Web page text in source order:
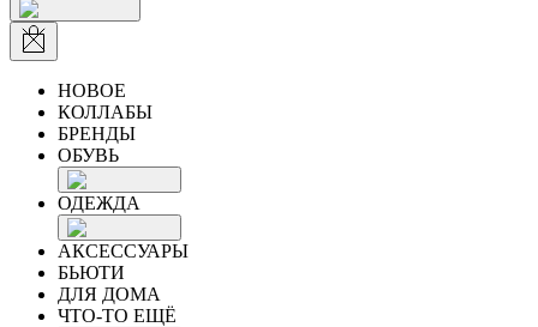
НОВОЕ
КОЛЛАБЫ
БРЕНДЫ
ОБУВЬ
ОДЕЖДА
АКСЕССУАРЫ
БЬЮТИ
ДЛЯ ДОМА
ЧТО-ТО ЕЩЁ